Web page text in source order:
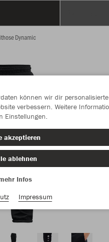
Dynamic
können wir dir personalisierte
verbessern. Weitere
Einstellungen.
akzeptieren
ablehnen
Infos
Impressum